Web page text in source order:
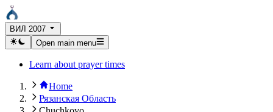
ВИЛ 2007
Open main menu
Learn about prayer times
Home
Рязанская Область